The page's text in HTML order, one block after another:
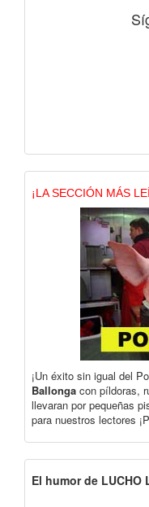
¡LA SECCIÓN MÁS
¡Un éxito sin igual del
Ballonga con píldoras,
llevaran por pequeñas
para nuestros lectores
El humor de LUCHO